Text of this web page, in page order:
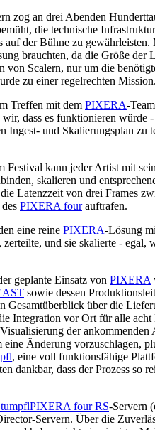
zog an drei Abenden
die technische
auf der Bühne zu gewährleisten.
brauchten, da die Größe der
von Scalern, nur um die
zu einer regelrechten
Treffen mit dem PIXERA-
dass es funktionieren würde
Ingest- und Skalierungsplan zu
kann jeder Artist mit
skalieren und
Latenzzeit von drei Frames
PIXERA fourauftrafen.
eine reine PIXERA-Lösung
und sie skalierte - egal,
geplante Einsatz von PIXERA
sowie dessen
Gesamtüberblick über die
Integration vor Ort für alle
der ankommenden
Änderung vorzuschlagen,
, eine voll funktionsfähige
dankbar, dass der Prozess so
PIXERA four RS-Servern
Servern. Über die